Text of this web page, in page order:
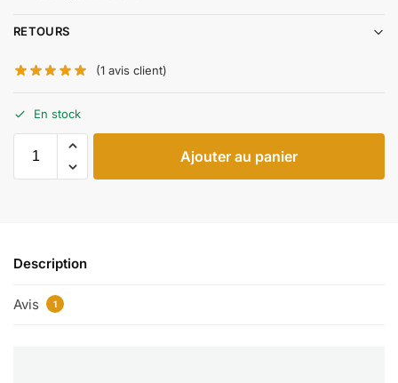
RETOURS
(1 avis client)
En stock
Ajouter au panier
Description
Avis 1